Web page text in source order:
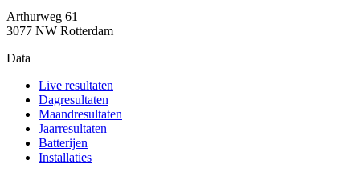
Arthurweg 61
3077 NW Rotterdam
Data
Live resultaten
Dagresultaten
Maandresultaten
Jaarresultaten
Batterijen
Installaties